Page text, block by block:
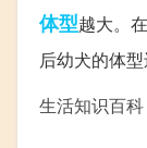
体型越大。
后幼犬的体
生活知识百科